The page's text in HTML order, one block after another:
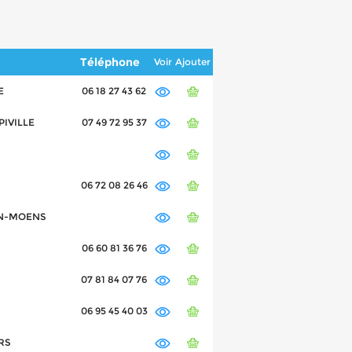
Téléphone Voir Ajouter
06 18 27 43 62
07 49 72 95 37
06 72 08 26 46
MOENS
06 60 81 36 76
07 81 84 07 76
06 95 45 40 03